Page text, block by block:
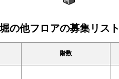
の他フロアの募集リスト
階数